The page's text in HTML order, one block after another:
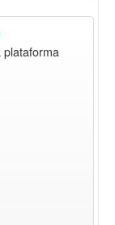
plataforma